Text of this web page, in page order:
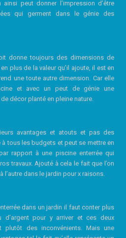
peut donner l’impression d’être
qui germent dans le génie des
donne toujours des dimensions de
plus de la valeur qu’il ajoute, il est en
une toute autre dimension. Car elle
et avec un peut de génie une
décor planté en pleine nature.
avantages et atouts et pas des
tous les budgets et peut se mettre en
rapport à une piscine enterrée qui
travaux. Ajouté à cela le fait que l’on
l’autre dans le jardin pour x raisons.
dans un jardin il faut conter plus
pour y arriver et ces deux
plutôt des inconvénients. Mais une